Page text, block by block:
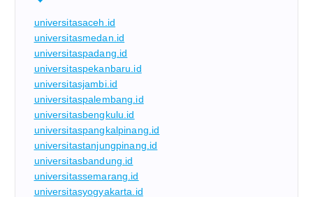
universitasaceh.id
universitasmedan.id
universitaspadang.id
universitaspekanbaru.id
universitasjambi.id
universitaspalembang.id
universitasbengkulu.id
universitaspangkalpinang.id
universitastanjungpinang.id
universitasbandung.id
universitassemarang.id
universitasyogyakarta.id